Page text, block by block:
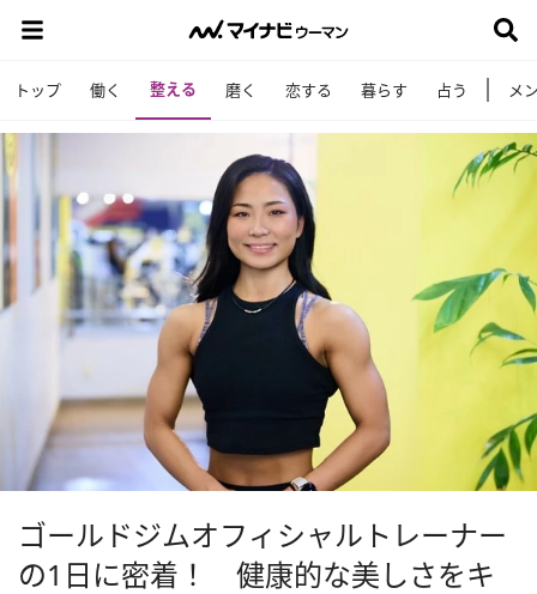
トップ 働く 整える 磨く 恋する 暮らす 占う メ
ゴールドジムオフィシャルトレーナー
の1日に密着！ 健康的な美しさをキ